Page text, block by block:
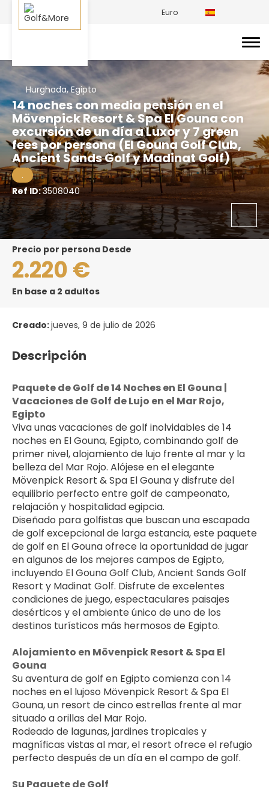
Euro
Hurghada, Egipto
14 noches con media pensión en el
Mövenpick Resort & Spa El Gouna con
excursión de un día a Luxor y 7 green
fees por persona (El Gouna Golf Club,
Ancient Sands Golf y Madinat Golf)
.
Ref ID:3508040
precio por persona Desde
2.220 €
En base a 2 adultos
Creado:jueves, 9 de julio de 2026
Descripción
Paquete de Golf de 14 Noches en El Gouna |
Vacaciones de Golf de Lujo en el Mar Rojo,
Egipto
Viva unas vacaciones de golf inolvidables de 14
noches en El Gouna, Egipto, combinando golf de
primer nivel, alojamiento de lujo frente al mar y la
belleza del Mar Rojo. Alójese en el elegante
Mövenpick Resort & Spa El Gouna y disfrute del
equilibrio perfecto entre golf de campeonato,
relajación y hospitalidad egipcia.
Diseñado para golfistas que buscan una escapada
de golf excepcional de larga estancia, este paquete
de golf en El Gouna ofrece la oportunidad de jugar
en algunos de los mejores campos de Egipto,
incluyendo El Gouna Golf Club, Ancient Sands Golf
Resort y Madinat Golf. Disfrute de excelentes
condiciones de juego, espectaculares paisajes
desérticos y el ambiente único de uno de los
destinos turísticos más hermosos de Egipto.
Alojamiento en Mövenpick Resort & Spa El
Gouna
Su aventura de golf en Egipto comienza con 14
noches en el lujoso Mövenpick Resort & Spa El
Gouna, un resort de cinco estrellas frente al mar
situado a orillas del Mar Rojo.
Rodeado de lagunas, jardines tropicales y
magníficas vistas al mar, el resort ofrece el refugio
perfecto después de un día en el campo de golf.